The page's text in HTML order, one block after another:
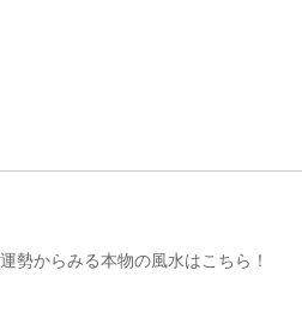
勢からみる本物の風水はこちら！